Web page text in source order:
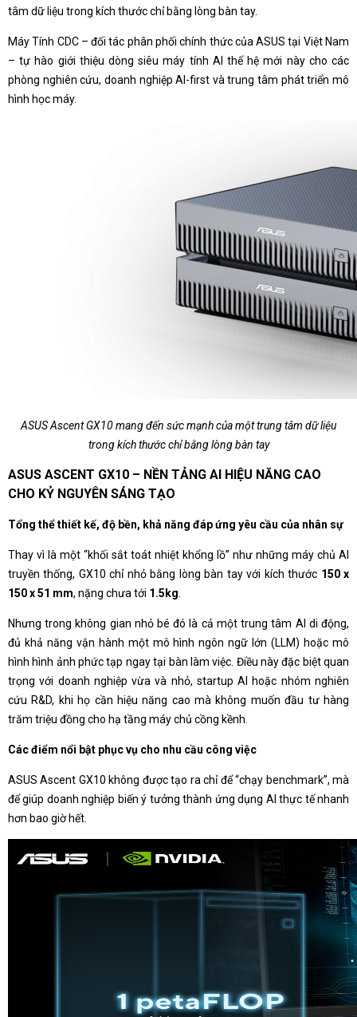
tâm dữ liệu trong kích thước chỉ bằng lòng bàn tay.
Máy Tính CDC – đối tác phân phối chính thức của ASUS tại Việt Nam
– tự hào giới thiệu dòng siêu máy tính AI thế hệ mới này cho các
phòng nghiên cứu, doanh nghiệp AI-first và trung tâm phát triển mô
hình học máy.
ASUS Ascent GX10 mang đến sức mạnh của một trung tâm dữ liệu
trong kích thước chỉ bằng lòng bàn tay
ASUS ASCENT GX10 – NỀN TẢNG AI HIỆU NĂNG CAO
CHO KỶ NGUYÊN SÁNG TẠO
Tổng thể thiết kế, độ bền, khả năng đáp ứng yêu cầu của nhân sự
Thay vì là một “khối sắt toát nhiệt khổng lồ” như những máy chủ AI
truyền thống, GX10 chỉ nhỏ bằng lòng bàn tay với kích thước 150 x
150 x 51 mm, nặng chưa tới 1.5kg
Nhưng trong không gian nhỏ bé đó là cả một trung tâm AI di động,
đủ khả năng vận hành một mô hình ngôn ngữ lớn (LLM) hoặc mô
hình hình ảnh phức tạp ngay tại bàn làm việc. Điều này đặc biệt quan
trọng với doanh nghiệp vừa và nhỏ, startup AI hoặc nhóm nghiên
cứu R&D, khi họ cần hiệu năng cao mà không muốn đầu tư hàng
trăm triệu đồng cho hạ tầng máy chủ cồng kềnh.
Các điểm nổi bật phục vụ cho nhu cầu công việc
ASUS Ascent GX10 không được tạo ra chỉ để “chạy benchmark”, mà
để giúp doanh nghiệp biến ý tưởng thành ứng dụng AI thực tế nhanh
hơn bao giờ hết.